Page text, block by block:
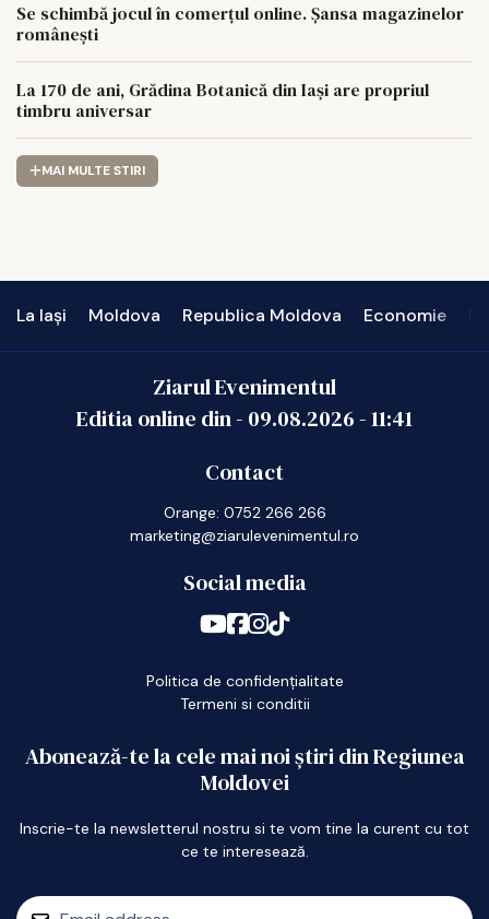
Se schimbă jocul în comerțul online. Șansa magazinelor
românești
La 170 de ani, Grădina Botanică din Iași are propriul
timbru aniversar
MAI MULTE STIRI
La Iași Moldova Republica Moldova Economie
Ziarul Evenimentul
Editia online din - 09.08.2026-11:41
Contact
Orange: 0752 266 266
marketing@ziarulevenimentul.ro
Social media
Politica de confidențialitate
Termeni si conditii
Abonează-te la cele mai noi știri din Regiunea
Moldovei
Inscrie-te la newsletterul nostru si te vom tine la curent cu tot
ce te interesează.